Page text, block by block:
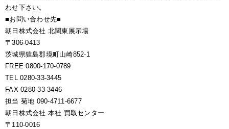
わせ下さい。
■お問い合わせ先■
朝日株式会社 北関東展示場
〒306-0413
茨城県猿島郡境町山崎852-1
FREE 0800-170-0789
TEL 0280-33-3445
FAX 0280-33-3446
担当 菊地 090-4711-6677
朝日株式会社 本社 買取センター
〒110-0016